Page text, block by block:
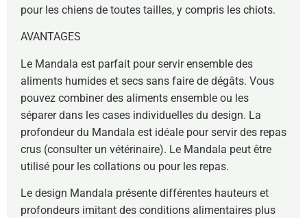
pour les chiens de toutes tailles, y compris les chiots.
AVANTAGES
Le Mandala est parfait pour servir ensemble des
aliments humides et secs sans faire de dégâts. Vous
pouvez combiner des aliments ensemble ou les
séparer dans les cases individuelles du design. La
profondeur du Mandala est idéale pour servir des repas
crus (consulter un vétérinaire). Le Mandala peut être
utilisé pour les collations ou pour les repas.
Le design Mandala présente différentes hauteurs et
profondeurs imitant des conditions alimentaires plus